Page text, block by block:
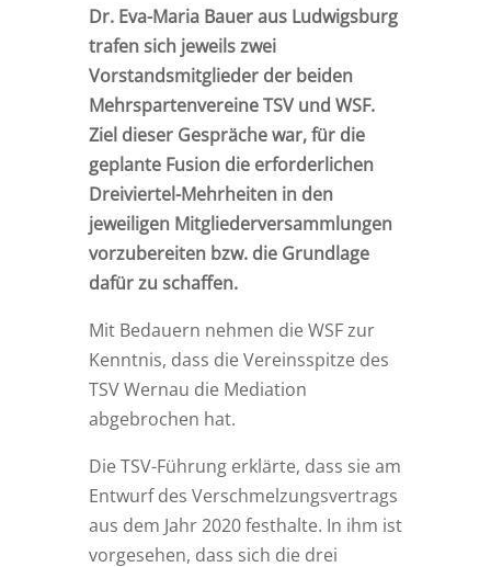
Dr. Eva-Maria Bauer aus Ludwigsburg
trafen sich jeweils zwei
Vorstandsmitglieder der beiden
Mehrspartenvereine TSV und WSF.
Ziel dieser Gespräche war, für die
geplante Fusion die erforderlichen
Dreiviertel-Mehrheiten in den
jeweiligen Mitgliederversammlungen
vorzubereiten bzw. die Grundlage
dafür zu schaffen.
Mit Bedauern nehmen die WSF zur
Kenntnis, dass die Vereinsspitze des
TSV Wernau die Mediation
abgebrochen hat.
Die TSV-Führung erklärte, dass sie am
Entwurf des Verschmelzungsvertrags
aus dem Jahr 2020 festhalte. In ihm ist
vorgesehen, dass sich die drei